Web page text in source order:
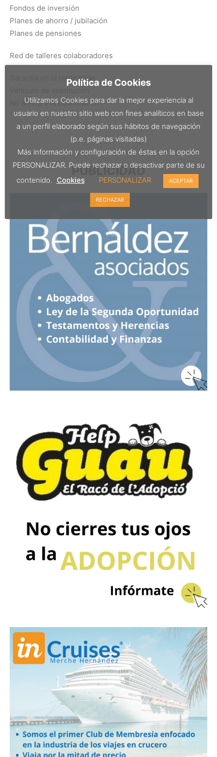
Fondos de inversión
Planes de ahorro / jubilación
Planes de pensiones
Red de talleres colaboradores
Garantía en la reparación
No afecta a la bonificación
PUBLICIDAD
Política de Cookies
Utilizamos Cookies para dar la mejor experiencia al
usuario en nuestro sitio web con fines analíticos en base
a un perfil elaborado según sus hábitos de navegación
(p.e. páginas visitadas)
Más información y configuración de éstas en la opción
PERSONALIZAR. Puede rechazar o desactivar parte de su
contenido. Cookies PERSONALIZAR ACEPTAR
RECHAZAR